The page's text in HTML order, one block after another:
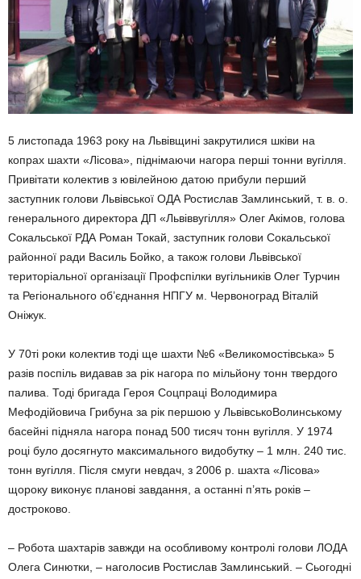
5 листопада 1963 року на Львівщині закрутилися шківи на
копрах шахти «Лісова», піднімаючи нагора перші тонни вугілля.
Привітати колектив з ювілейною датою прибули перший
заступник голови Львівської ОДА Ростислав Замлинський, т. в. о.
генерального директора ДП «Львіввугілля» Олег Акімов, голова
Сокальської РДА Роман Токай, заступник голови Сокальської
районної ради Василь Бойко, а також голови Львівської
територіальної організації Профспілки вугільників Олег Турчин
та Регіонального об’єднання НПГУ м. Червоноград Віталій
Оніжук.
У 70ті роки колектив тоді ще шахти №6 «Великомостівська» 5
разів поспіль видавав за рік нагора по мільйону тонн твердого
палива. Тоді бригада Героя Соцпраці Володимира
Мефодійовича Грибуна за рік першою у ЛьвівськоВолинському
басейні підняла нагора понад 500 тисяч тонн вугілля. У 1974
році було досягнуто максимального видобутку – 1 млн. 240 тис.
тонн вугілля. Після смуги невдач, з 2006 р. шахта «Лісова»
щороку виконує планові завдання, а останні п’ять років –
достроково.
– Робота шахтарів завжди на особливому контролі голови ЛОДА
Олега Синютки, – наголосив Ростислав Замлинський. – Сьогодні